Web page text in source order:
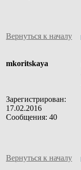
Вернуться к началу
mkoritskaya
Зарегистрирован:
17.02.2016
Сообщения: 40
Вернуться к началу